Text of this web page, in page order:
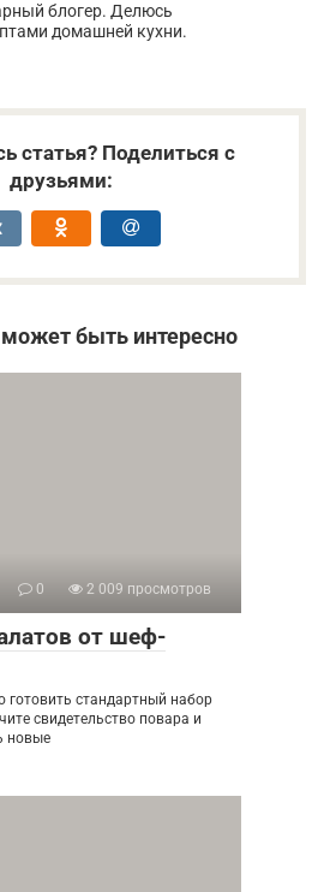
блогер. Делюсь
домашней кухни.
статья? Поделиться с
друзьями:
быть интересно
0 2 009 просмотров
от шеф-
готовить стандартный набор
свидетельство повара и
новые